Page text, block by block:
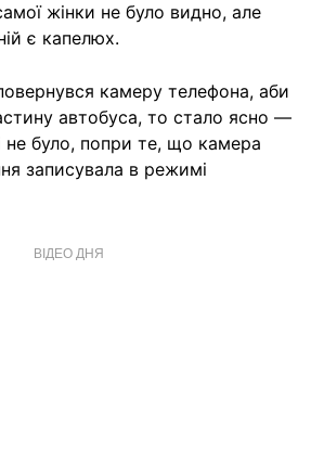
жінки не було видно, але
є капелюх.
камеру телефона, аби
автобуса, то стало ясно —
не було, попри те, що камера
записувала в режимі
ВІДЕО ДНЯ